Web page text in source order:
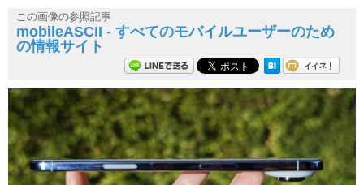
この画像の参照記事
mobileASCII - すべてのモバイルユーザーのため
の情報サイト